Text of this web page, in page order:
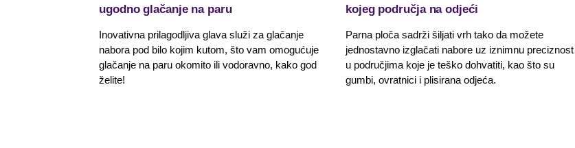
ugodno glačanje na paru
Inovativna prilagodljiva glava služi za glačanje
nabora pod bilo kojim kutom, što vam omogućuje
glačanje na paru okomito ili vodoravno, kako god
želite!
kojeg područja na odjeći
Parna ploča sadrži šiljati vrh tako da možete
jednostavno izglačati nabore uz iznimnu preciznost
u područjima koje je teško dohvatiti, kao što su
gumbi, ovratnici i plisirana odjeća.